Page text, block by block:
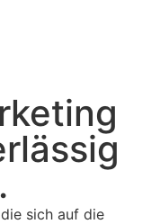
sich auf die